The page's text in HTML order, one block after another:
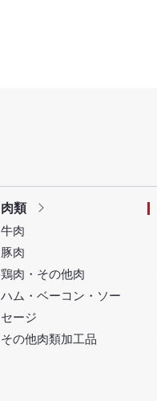
肉類
牛肉
豚肉
鶏肉・その他肉
ハム・ベーコン・ソー
セージ
その他肉類加工品